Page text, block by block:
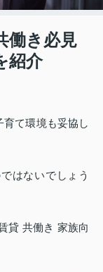
働き必見
紹介
育て環境も妥協し
はないでしょう
貸 共働き 家族向